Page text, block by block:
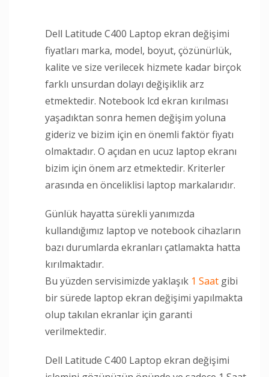
Dell Latitude C400 Laptop ekran değişimi
fiyatları marka, model, boyut, çözünürlük,
kalite ve size verilecek hizmete kadar birçok
farklı unsurdan dolayı değişiklik arz
etmektedir. Notebook lcd ekran kırılması
yaşadıktan sonra hemen değişim yoluna
gideriz ve bizim için en önemli faktör fiyatı
olmaktadır. O açıdan en ucuz laptop ekranı
bizim için önem arz etmektedir. Kriterler
arasında en önceliklisi laptop markalarıdır.
Günlük hayatta sürekli yanımızda
kullandığımız laptop ve notebook cihazların
bazı durumlarda ekranları çatlamakta hatta
kırılmaktadır.
Bu yüzden servisimizde yaklaşık 1 Saat gibi
bir sürede laptop ekran değişimi yapılmakta
olup takılan ekranlar için garanti
verilmektedir.
Dell Latitude C400 Laptop ekran değişimi